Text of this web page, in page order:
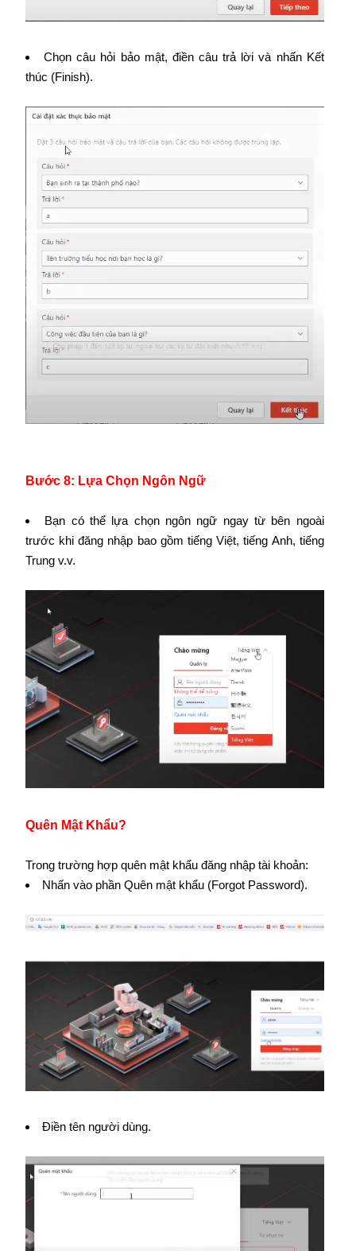
Chọn câu hỏi bảo mật, điền câu trả lời và nhấn Kết
thúc (Finish).
Bước 8: Lựa Chọn Ngôn Ngữ
Bạn có thể lựa chọn ngôn ngữ ngay từ bên ngoài
trước khi đăng nhập bao gồm tiếng Việt, tiếng Anh, tiếng
Trung v.v.
Quên Mật Khẩu?
Trong trường hợp quên mật khẩu đăng nhập tài khoản:
Nhấn vào phần Quên mật khẩu (Forgot Password).
Điền tên người dùng.